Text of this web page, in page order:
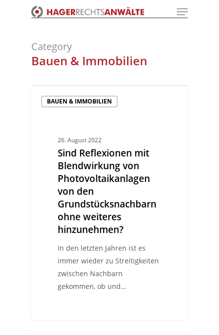
Menu
Category
Bauen & Immobilien
BAUEN & IMMOBILIEN
26. August 2022
Sind Reflexionen mit
Blendwirkung von
Photovoltaikanlagen
von den
Grundstücksnachbarn
ohne weiteres
hinzunehmen?
In den letzten Jahren ist es
immer wieder zu Streitigkeiten
zwischen Nachbarn
gekommen, ob und…